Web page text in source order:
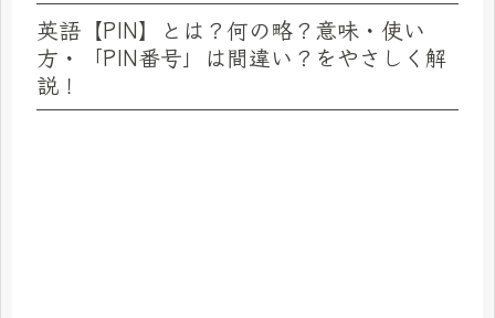
英語【PIN】とは？何の略？意味・使い
方・「PIN番号」は間違い？をやさしく解
説！